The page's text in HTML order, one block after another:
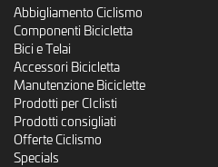
Abbigliamento Ciclismo
Componenti Bicicletta
Bici e Telai
Accessori Bicicletta
Manutenzione Biciclette
Prodotti per CIclisti
Prodotti consigliati
Offerte Ciclismo
Specials